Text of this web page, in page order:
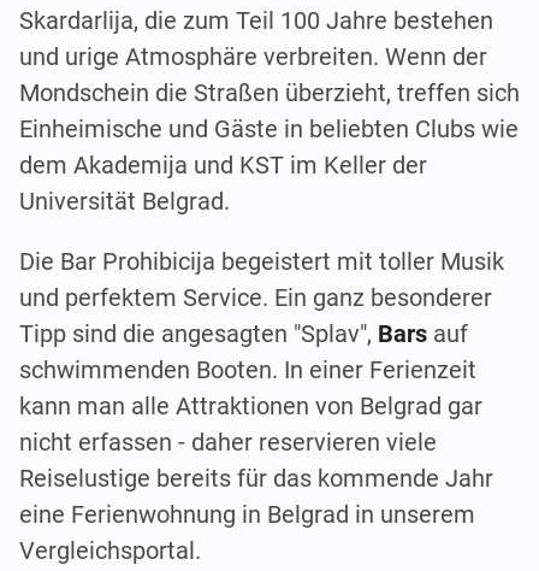
Skardarlija, die zum Teil 100 Jahre bestehen
und urige Atmosphäre verbreiten. Wenn der
Mondschein die Straßen überzieht, treffen sich
Einheimische und Gäste in beliebten Clubs wie
dem Akademija und KST im Keller der
Universität Belgrad.
Die Bar Prohibicija begeistert mit toller Musik
und perfektem Service. Ein ganz besonderer
Tipp sind die angesagten "Splav", Bars auf
schwimmenden Booten. In einer Ferienzeit
kann man alle Attraktionen von Belgrad gar
nicht erfassen - daher reservieren viele
Reiselustige bereits für das kommende Jahr
eine Ferienwohnung in Belgrad in unserem
Vergleichsportal.